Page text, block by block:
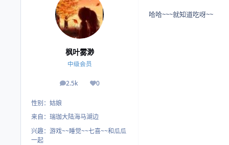
枫叶雾渺
中级会员
2.5k
帖子 0
荣誉积分
性别： 姑娘
来自： 瑞珈大陆海马湖边
兴趣： 游戏~~睡觉~~七喜~~和瓜瓜
一起
哈哈~~~就知道吃呀~~